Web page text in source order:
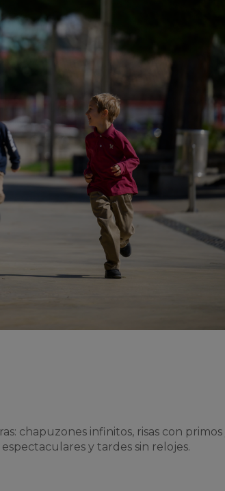
chapuzones infinitos, risas con primos
y tardes sin relojes.